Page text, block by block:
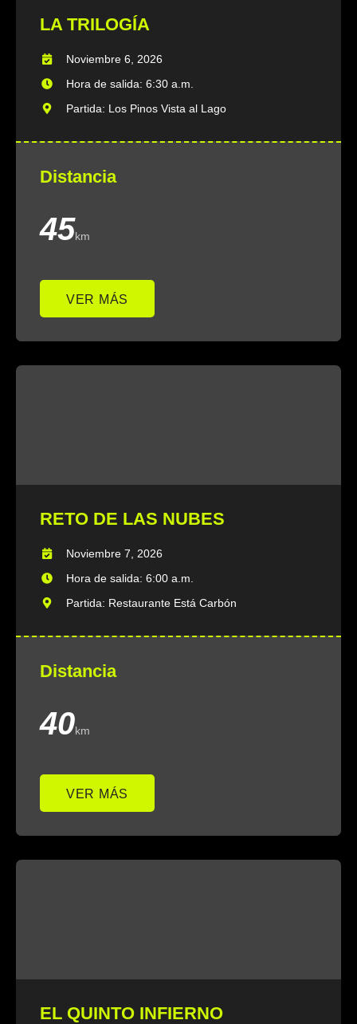
LA TRILOGÍA
Noviembre 6, 2026
Hora de salida: 6:30 a.m.
Partida: Los Pinos Vista al Lago
Distancia
45km
VER MÁS
RETO DE LAS NUBES
Noviembre 7, 2026
Hora de salida: 6:00 a.m.
Partida: Restaurante Está Carbón
Distancia
40km
VER MÁS
EL QUINTO INFIERNO